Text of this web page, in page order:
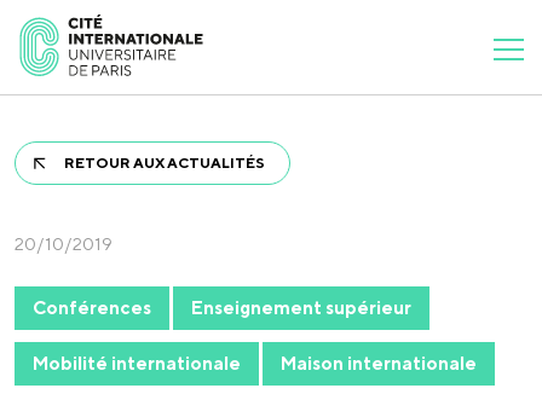
RETOUR AUX ACTUALITÉS
20/10/2019
Conférences Enseignement supérieur
Mobilité internationale Maison internationale